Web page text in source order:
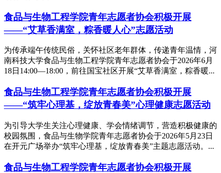
食品与生物工程学院青年志愿者协会积极开展
——“艾草香满室，粽香暖人心”志愿活动
为传承端午传统民俗，关怀社区老年群体，传递青年温情，河
南科技大学食品与生物工程学院青年志愿者协会于2026年6月
18日14:00—18:00，前往国宝社区开展“艾草香满室，粽香暖...
食品与生物工程学院青年志愿者协会积极开展
——“筑牢心理基，绽放青春美”心理健康志愿活动
为引导大学生关注心理健康、学会情绪调节，营造积极健康的
校园氛围，食品与生物学院青年志愿者协会于2026年5月23日
在开元广场举办“筑牢心理基，绽放青春美”主题志愿活动。...
食品与生物工程学院青年志愿者协会积极开展